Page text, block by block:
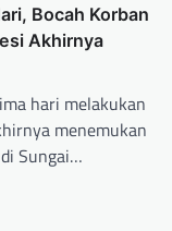
Bocah Korban
Akhirnya
hari melakukan
menemukan
Sungai…